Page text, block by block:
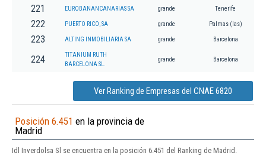
221 EUROBANANCANARIAS SA grande Tenerife
222 PUERTO RICO, SA grande Palmas (las)
223 ALTING INMOBILIARIA SA grande Barcelona
224
TITANIUM RUTH
BARCELONA SL.
grande Barcelona
Ver Ranking de Empresas del CNAE 6820
Posición 6.451 en la provincia de
Madrid
Idl Inverdolsa Sl se encuentra en la posición 6.451 del Ranking de Madrid.